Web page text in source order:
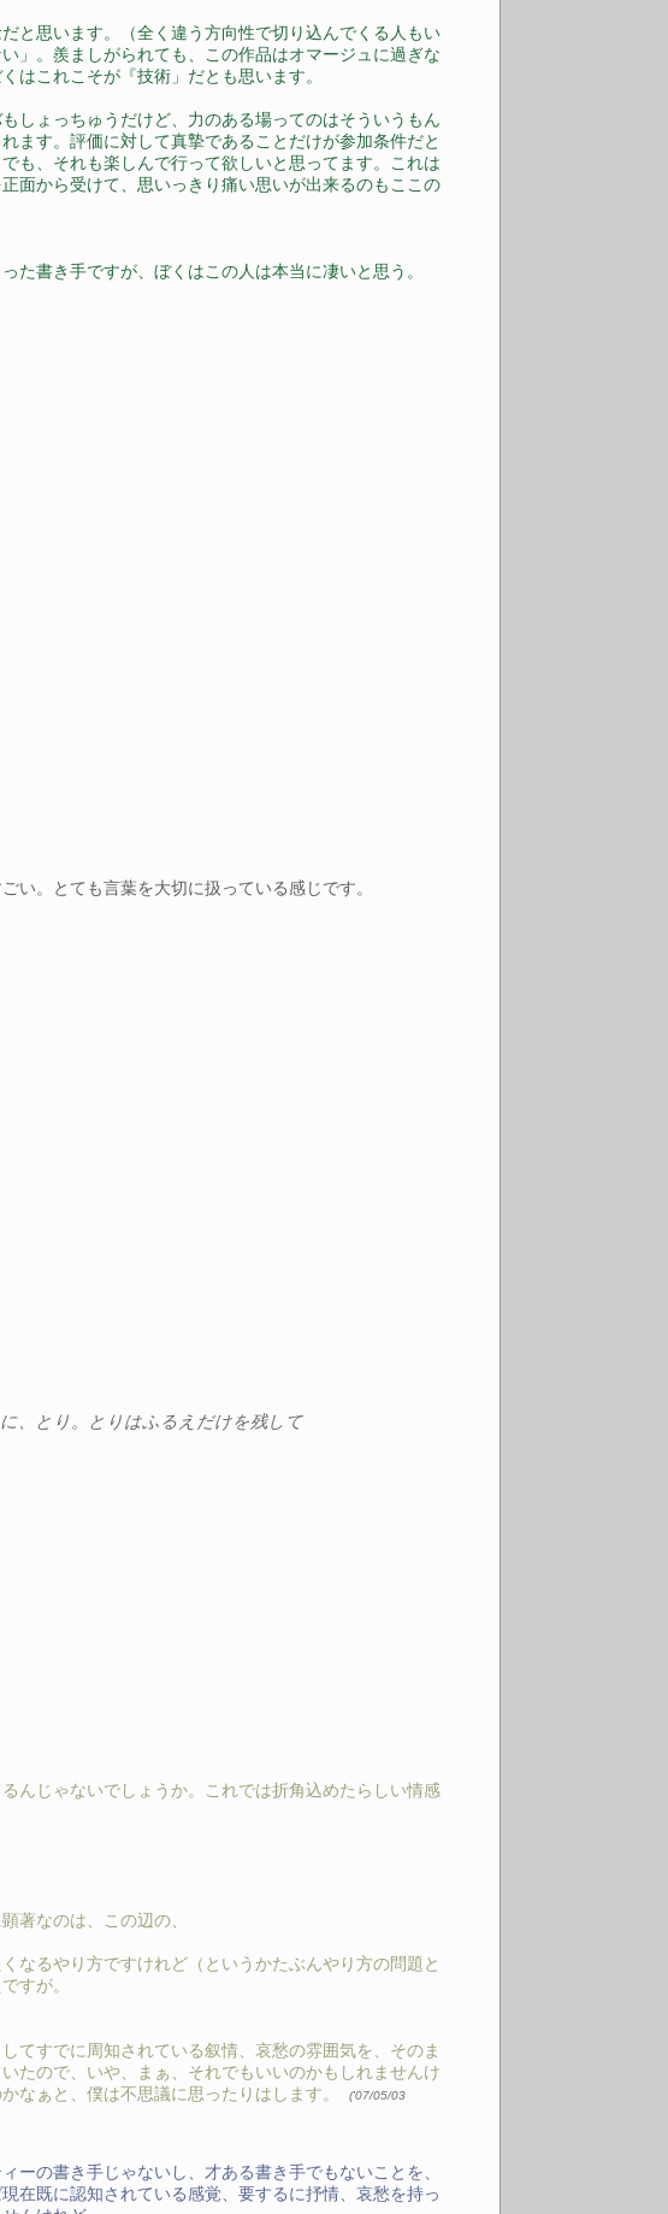
と思います。（全く違う方向性で切り込んでくる人もい
」。羨ましがられても、この作品はオマージュに過ぎな
はこれこそが『技術」だとも思います。
しょっちゅうだけど、力のある場ってのはそういうもん
ます。評価に対して真摯であることだけが参加条件だと
も、それも楽しんで行って欲しいと思ってます。これは
面から受けて、思いっきり痛い思いが出来るのもここの
た書き手ですが、ぼくはこの人は本当に凄いと思う。
い。とても言葉を大切に扱っている感じです。
、とり。とりはふるえだけを残して
んじゃないでしょうか。これでは折角込めたらしい情感
著なのは、この辺の、
なるやり方ですけれど（というかたぶんやり方の問題と
すが。
てすでに周知されている叙情、哀愁の雰囲気を、そのま
たので、いや、まぁ、それでもいいのかもしれませんけ
なぁと、僕は不思議に思ったりはします。('07/05/03
ーの書き手じゃないし、才ある書き手でもないことを、
在既に認知されている感覚、要するに抒情、哀愁を持っ